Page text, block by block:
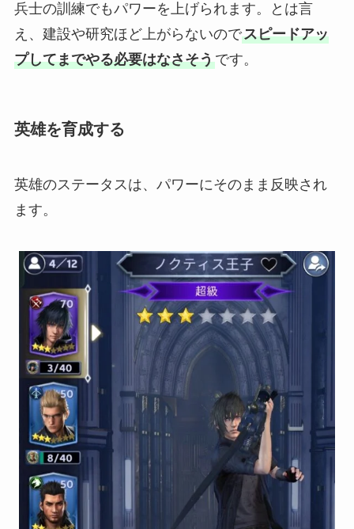
兵士の訓練でもパワーを上げられます。とは言
え、建設や研究ほど上がらないのでスピードアッ
プしてまでやる必要はなさそうです。
英雄を育成する
英雄のステータスは、パワーにそのまま反映され
ます。